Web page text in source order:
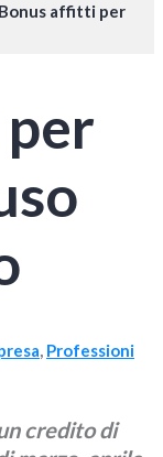
Bonus affitti per
, Professioni
credito di